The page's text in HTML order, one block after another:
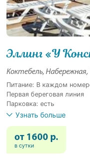
Эллинг «У
Коктебель, Набережная,
Питание: В каждом
Первая береговая линия
Парковка: есть
Узнать больше
от 1600 р.
в сутки